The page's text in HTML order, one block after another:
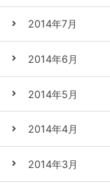
2014年7月
2014年6月
2014年5月
2014年4月
2014年3月